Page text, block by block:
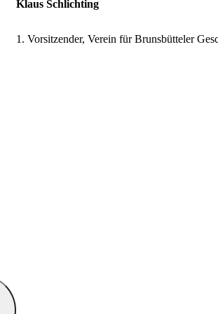
Klaus Schlichting
1. Vorsitzender, Verein für Brunsbütteler